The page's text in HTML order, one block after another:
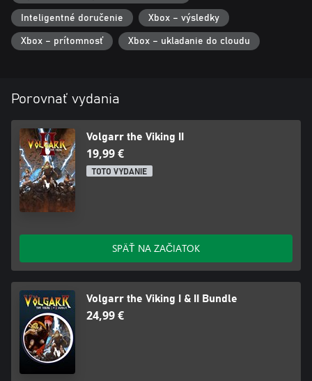
Inteligentné doručenie Xbox – výsledky
Xbox – prítomnosť Xbox – ukladanie do cloudu
Porovnať vydania
Volgarr the Viking II
19,99 €
TOTO VYDANIE
SPÄŤ NA ZAČIATOK
Volgarr the Viking I & II Bundle
24,99 €